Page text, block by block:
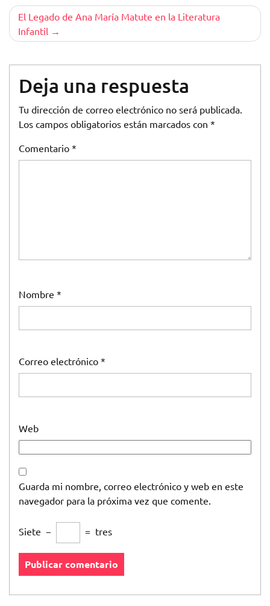
entradas
El Legado de Ana María Matute en la Literatura
Infantil
Deja una respuesta
Tu dirección de correo electrónico no será publicada.
Los campos obligatorios están marcados con *
Comentario *
Nombre *
Correo electrónico *
Web
Guarda mi nombre, correo electrónico y web en este
navegador para la próxima vez que comente.
Siete − = tres